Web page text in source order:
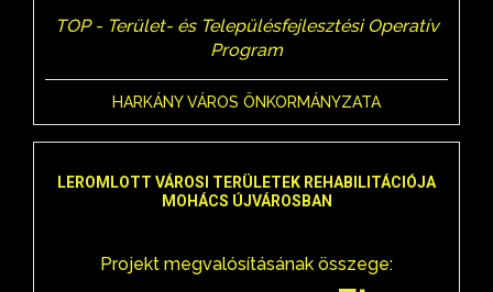
TOP - Terület- és Településfejlesztési Operatív
Program
HARKÁNY VÁROS ÖNKORMÁNYZATA
LEROMLOTT VÁROSI TERÜLETEK REHABILITÁCIÓJA
MOHÁCS ÚJVÁROSBAN
Projekt megvalósításának összege: